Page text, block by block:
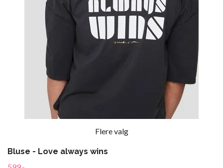
Flere valg
Bluse - Love always wins